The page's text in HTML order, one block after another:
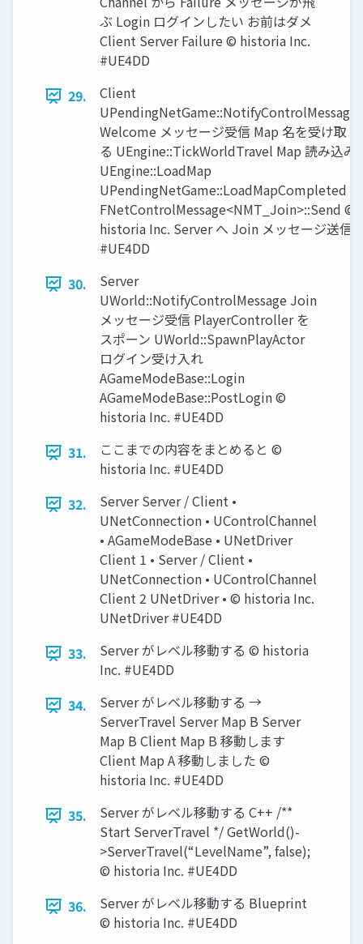
ぶ Login ログインしたい お前はダメ
Client Server Failure © historia Inc.
#UE4DD
29.
Client
UPendingNetGame::NotifyControlMessage
Welcome メッセージ受信 Map 名を受け取
る UEngine::TickWorldTravel Map 読み込み
UEngine::LoadMap
UPendingNetGame::LoadMapCompleted
FNetControlMessage<NMT_Join>::Send ©
historia Inc. Server へ Join メッセージ送信
#UE4DD
30.
Server
UWorld::NotifyControlMessage Join
メッセージ受信 PlayerController を
スポーン UWorld::SpawnPlayActor
ログイン受け入れ
AGameModeBase::Login
AGameModeBase::PostLogin ©
historia Inc. #UE4DD
31.
ここまでの内容をまとめると ©
historia Inc. #UE4DD
32.
Server Server / Client •
UNetConnection • UControlChannel
• AGameModeBase • UNetDriver
Client 1 • Server / Client •
UNetConnection • UControlChannel
Client 2 UNetDriver • © historia Inc.
UNetDriver #UE4DD
33.
Server がレベル移動する © historia
Inc. #UE4DD
34.
Server がレベル移動する →
ServerTravel Server Map B Server
Map B Client Map B 移動します
Client Map A 移動しました ©
historia Inc. #UE4DD
35.
Server がレベル移動する C++ /**
Start ServerTravel */ GetWorld()-
>ServerTravel(“LevelName”, false);
© historia Inc. #UE4DD
36.
Server がレベル移動する Blueprint
© historia Inc. #UE4DD